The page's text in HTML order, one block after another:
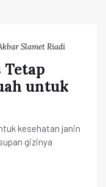
Slamet Riadi
untuk
kesehatan janin
gizinya